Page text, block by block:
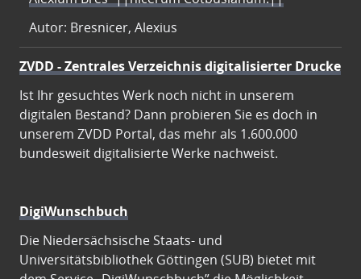
Autor: Bresnicer, Alexius
ZVDD - Zentrales Verzeichnis digitalisierter Drucke
Ist Ihr gesuchtes Werk noch nicht in unserem
digitalen Bestand? Dann probieren Sie es doch in
unserem ZVDD Portal, das mehr als 1.600.000
bundesweit digitalisierte Werke nachweist.
DigiWunschbuch
Die Niedersächsische Staats- und
Universitätsbibliothek Göttingen (SUB) bietet mit